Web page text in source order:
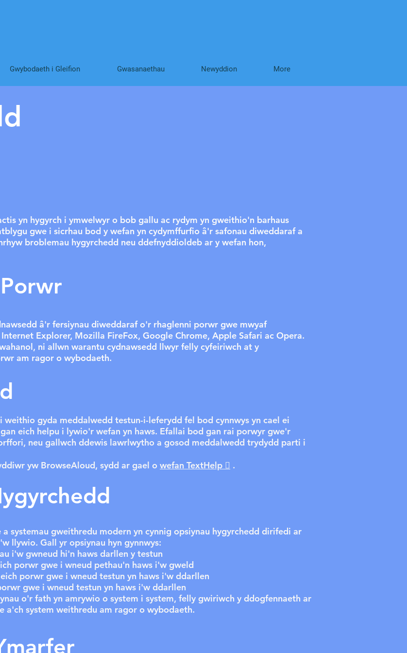
Gwybodaeth i Gleifion Gwasanaethau Newyddion More
yn hygyrch i ymwelwyr o bob gallu ac rydym yn gweithio'n barhaus
gwe i sicrhau bod y wefan yn cydymffurfio â'r safonau diweddaraf a
broblemau hygyrchedd neu ddefnyddioldeb ar y wefan hon,
â'r fersiynau diweddaraf o'r rhaglenni porwr gwe mwyaf
Explorer, Mozilla FireFox, Google Chrome, Apple Safari ac Opera.
ni allwn warantu cydnawsedd llwyr felly cyfeiriwch at y
am ragor o wybodaeth.
gyda meddalwedd testun-i-leferydd fel bod cynnwys yn cael ei
eich helpu i lywio'r wefan yn haws. Efallai bod gan rai porwyr gwe'r
neu gallwch ddewis lawrlwytho a gosod meddalwedd trydydd parti i
yw BrowseAloud, sydd ar gael o wefan TextHelp  .
systemau gweithredu modern yn cynnig opsiynau hygyrchedd dirifedi ar
llywio. Gall yr opsiynau hyn gynnwys:
i'w gwneud hi'n haws darllen y testun
porwr gwe i wneud pethau'n haws i'w gweld
porwr gwe i wneud testun yn haws i'w ddarllen
gwe i wneud testun yn haws i'w ddarllen
o'r fath yn amrywio o system i system, felly gwiriwch y ddogfennaeth ar
a'ch system weithredu am ragor o wybodaeth.